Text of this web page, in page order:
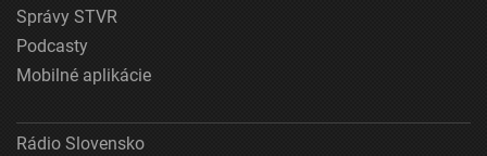
Správy STVR
Podcasty
Mobilné aplikácie
Rádio Slovensko